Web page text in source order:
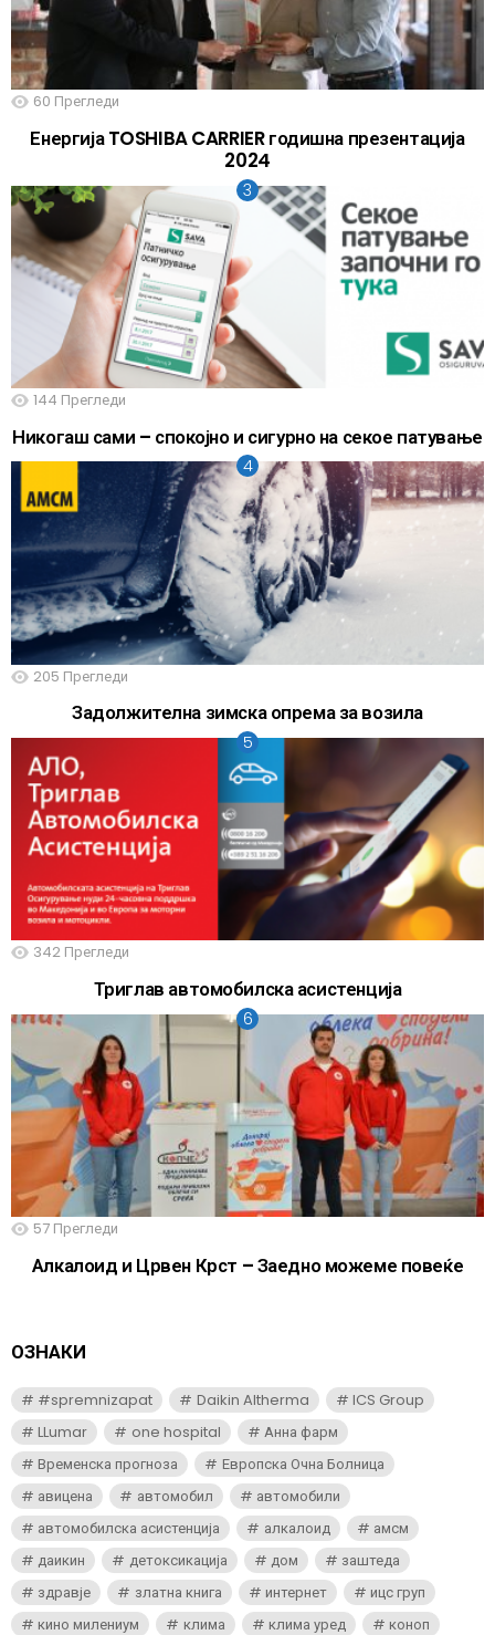
60 Прегледи
Енергија TOSHIBA CARRIER годишна презентација
2024
144 Прегледи
Никогаш сами – спокојно и сигурно на секое патување
205 Прегледи
Задолжителна зимска опрема за возила
342 Прегледи
Триглав автомобилска асистенција
57 Прегледи
Алкалоид и Црвен Крст – Заедно можеме повеќе
ОЗНАКИ
#spremnizapat Daikin Altherma
ICS Group
LLumar
one hospital
Анна фарм
Временска прогноза
Европска Очна Болница
авицена
автомобил
автомобили
автомобилска асистенција
алкалоид
амсм
даикин
детоксикација дом
заштеда
здравје
златна книга интернет
ицс груп
кино милениум
клима клима уред
коноп